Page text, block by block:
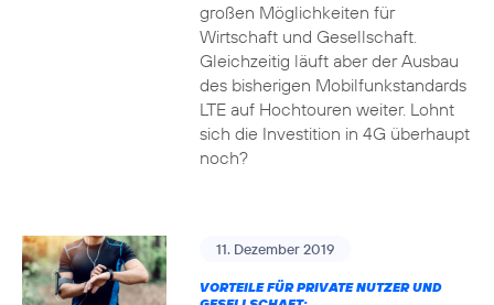
großen Möglichkeiten für
Wirtschaft und Gesellschaft.
Gleichzeitig läuft aber der Ausbau
des bisherigen Mobilfunkstandards
LTE auf Hochtouren weiter. Lohnt
sich die Investition in 4G überhaupt
noch?
11. Dezember 2019
VORTEILE FÜR PRIVATE NUTZER UND